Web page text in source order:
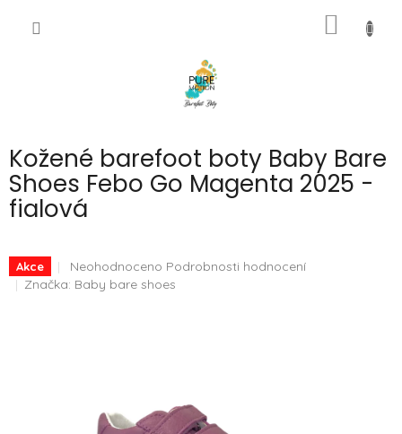
Kožené barefoot boty Baby Bare
Shoes Febo Go Magenta 2025 -
fialová
Akce
Průměrné
hodnocení
Neohodnoceno Podrobnosti hodnocení
Značka: Baby bare shoes